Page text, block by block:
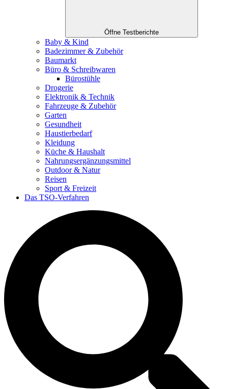
Öffne Testberichte
Baby & Kind
Badezimmer & Zubehör
Baumarkt
Büro & Schreibwaren
Bürostühle
Drogerie
Elektronik & Technik
Fahrzeuge & Zubehör
Garten
Gesundheit
Haustierbedarf
Kleidung
Küche & Haushalt
Nahrungsergänzungsmittel
Outdoor & Natur
Reisen
Sport & Freizeit
Das TSO-Verfahren